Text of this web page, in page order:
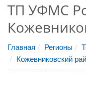
ТП УФМС
Главная Регионы
Кожевниковский